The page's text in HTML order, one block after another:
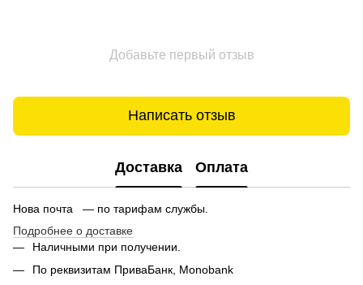
Добавьте первый отзыв
Написать отзыв
Доставка Оплата
Нова почта — по тарифам службы.
Подробнее о доставке
Наличными при получении.
По реквизитам ПриваБанк, Monobank